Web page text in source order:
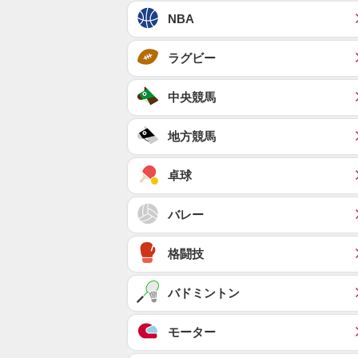
NBA
ラグビー
中央競馬
地方競馬
卓球
バレー
格闘技
バドミントン
モーター